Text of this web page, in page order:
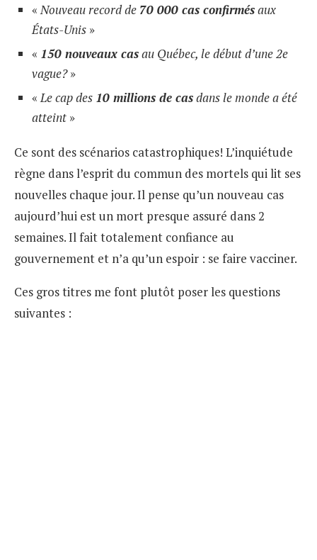
«Nouveau record de 70 000 cas confirmésaux
États-Unis »
« 150 nouveaux casau Québec, le début d’une 2e
vague?»
«Le cap des 10 millions de casdans le monde a été
atteint »
Ce sont des scénarios catastrophiques! L’inquiétude
règne dans l’esprit du commun des mortels qui lit ses
nouvelles chaque jour. Il pense qu’un nouveau cas
aujourd’hui est un mort presque assuré dans 2
semaines. Il fait totalement confiance au
gouvernement et n’a qu’un espoir : se faire vacciner.
Ces gros titres me font plutôt poser les questions
suivantes :